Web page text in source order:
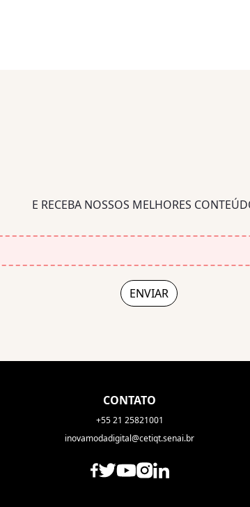
E RECEBA NOSSOS MELHORES
CONTATO
+55 21 25821001
inovamodadigital@cetiqt.senai.br